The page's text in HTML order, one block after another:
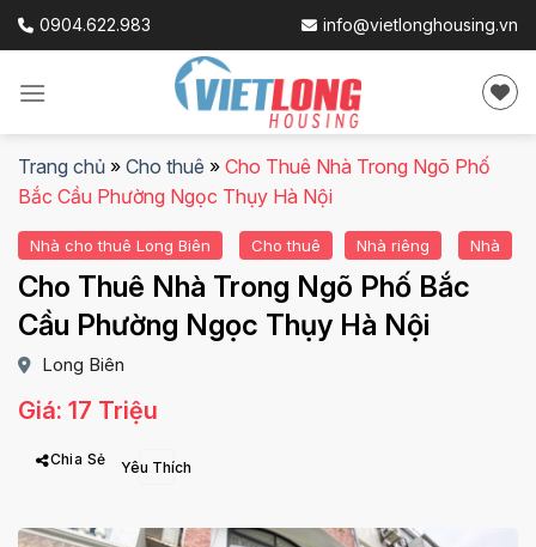
Skip
0904.622.983 info@vietlonghousing.vn
Trang chủ » Cho thuê » Cho Thuê Nhà Trong Ngõ Phố
Bắc Cầu Phường Ngọc Thụy Hà Nội
Nhà cho thuê Long Biên Cho thuê Nhà riêng Nhà
Cho Thuê Nhà Trong Ngõ Phố Bắc
Cầu Phường Ngọc Thụy Hà Nội
Long Biên
Giá: 17 Triệu
Chia Sẻ